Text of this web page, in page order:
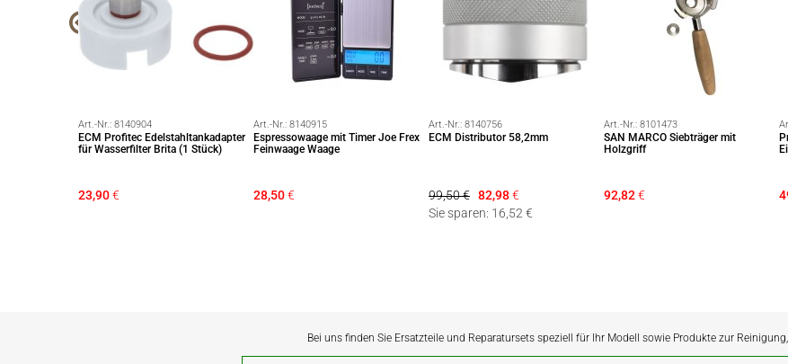
Art.-Nr.: 8140904
ECM Profitec Edelstahltankadapter
für Wasserfilter Brita (1 Stück)
23,90€
Art.-Nr.: 8140915
Espressowaage mit Timer Joe Frex
Feinwaage Waage
28,50€
Art.-Nr.: 8140756
ECM Distributor 58,2mm
99,50 € 82,98€
Sie sparen: 16,52 €
Art.-Nr.: 8101473
SAN MARCO Siebträger mit
Holzgriff
92,82€
Bei uns finden Sie Ersatzteile und Reparatursets speziell für Ihr Modell sowie Produkte zur